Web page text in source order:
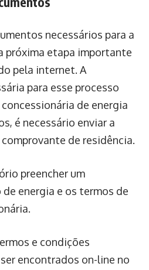
necessários para a
próxima etapa importante
pela internet. A
para esse processo
de energia
é necessário enviar a
de residência.
preencher um
energia e os termos de
e condições
encontrados on-line no